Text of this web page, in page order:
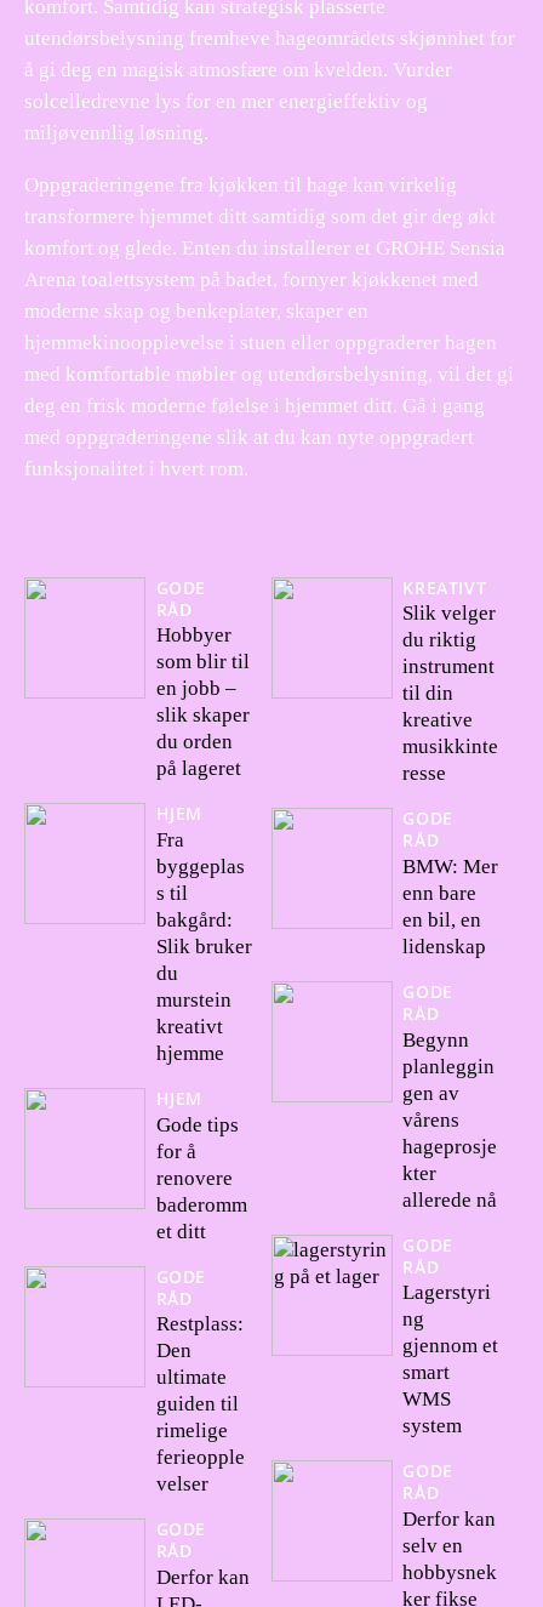
komfort. Samtidig kan strategisk plasserte
utendørsbelysning fremheve hageområdets skjønnhet for
å gi deg en magisk atmosfære om kvelden. Vurder
solcelledrevne lys for en mer energieffektiv og
miljøvennlig løsning.
Oppgraderingene fra kjøkken til hage kan virkelig
transformere hjemmet ditt samtidig som det gir deg økt
komfort og glede. Enten du installerer et GROHE Sensia
Arena toalettsystem på badet, fornyer kjøkkenet med
moderne skap og benkeplater, skaper en
hjemmekinoopplevelse i stuen eller oppgraderer hagen
med komfortable møbler og utendørsbelysning, vil det gi
deg en frisk moderne følelse i hjemmet ditt. Gå i gang
med oppgraderingene slik at du kan nyte oppgradert
funksjonalitet i hvert rom.
GODE
RÅD
Hobbyer
som blir til
en jobb –
slik skaper
du orden
på lageret
HJEM
Fra
byggeplas
s til
bakgård:
Slik bruker
du
murstein
kreativt
hjemme
HJEM
Gode tips
for å
renovere
baderomm
et ditt
GODE
RÅD
Restplass:
Den
ultimate
guiden til
rimelige
ferieopple
velser
GODE
RÅD
Derfor kan
KREATIVT
Slik velger
du riktig
instrument
til din
kreative
musikkinte
resse
GODE
RÅD
BMW: Mer
enn bare
en bil, en
lidenskap
GODE
RÅD
Begynn
planleggin
gen av
vårens
hageprosje
kter
allerede nå
GODE
RÅD
Lagerstyri
ng
gjennom et
smart
WMS
system
GODE
RÅD
Derfor kan
selv en
hobbysnek
ker fikse